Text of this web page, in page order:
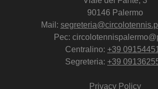
90146 Palermo
Mail:
Pec:
Centralino: +39
Segreteria: +39
Privacy Policy